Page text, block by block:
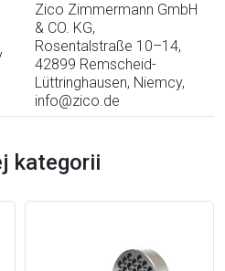
Zico Zimmermann GmbH
& CO. KG,
Rosentalstraße 10–14,
42899 Remscheid-
Lüttringhausen, Niemcy,
info@zico.de
kategorii